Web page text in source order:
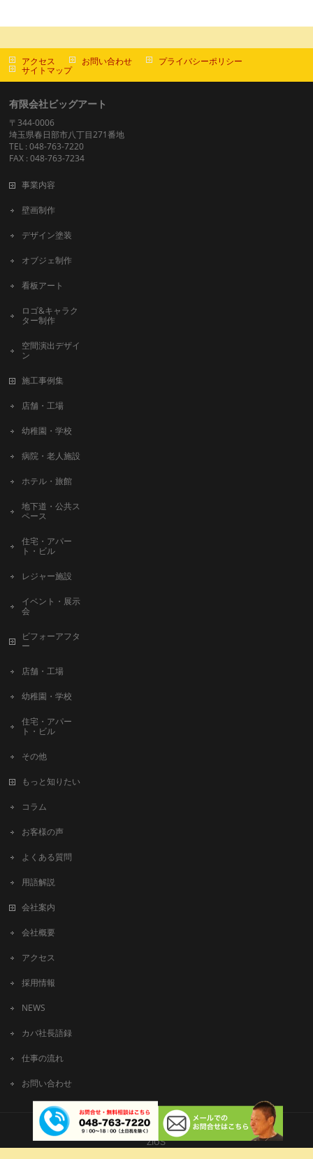
アクセス お問い合わせ プライバシーポリシー
サイトマップ
有限会社ビッグアート
〒344-0006
埼玉県春日部市八丁目271番地
TEL : 048-763-7220
FAX : 048-763-7234
事業内容
壁画制作
デザイン塗装
オブジェ制作
看板アート
ロゴ&キャラク
ター制作
空間演出デザイ
ン
施工事例集
店舗・工場
幼稚園・学校
病院・老人施設
ホテル・旅館
地下道・公共ス
ペース
住宅・アパー
ト・ビル
レジャー施設
イベント・展示
会
ビフォーアフタ
ー
店舗・工場
幼稚園・学校
住宅・アパー
ト・ビル
その他
もっと知りたい
コラム
お客様の声
よくある質問
用語解説
会社案内
会社概要
アクセス
採用情報
NEWS
カバ社長語録
仕事の流れ
お問い合わせ
Copyright © 有限会社ビッグアート All Rights Reserved.
ZIUS